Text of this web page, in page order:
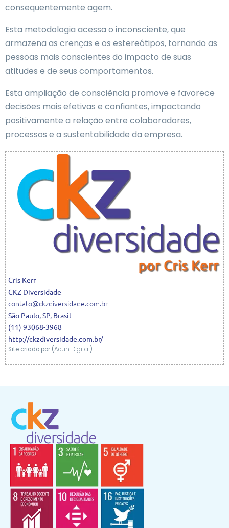
consequentemente agem.
Esta metodologia acessa o inconsciente, que
armazena as crenças e os estereótipos, tornando as
pessoas mais conscientes do impacto de suas
atitudes e de seus comportamentos.
Esta ampliação de consciência promove e favorece
decisões mais efetivas e confiantes, impactando
positivamente a relação entre colaboradores,
processos e a sustentabilidade da empresa.
Cris Kerr
CKZ Diversidade
contato@ckzdiversidade.com.br
São Paulo,SP, Brasil
(11) 93068-3968
http://ckzdiversidade.com.br/
Site criado por (Aoun Digital)